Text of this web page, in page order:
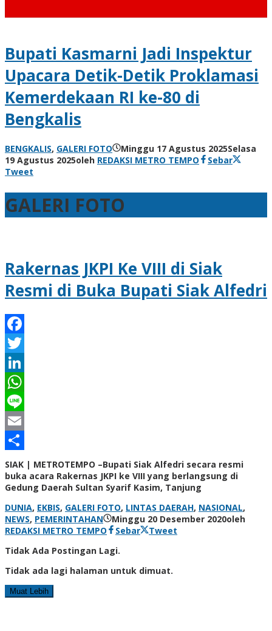
Bupati Kasmarni Jadi Inspektur
Upacara Detik-Detik Proklamasi
Kemerdekaan RI ke-80 di
Bengkalis
BENGKALIS, GALERI FOTO Minggu 17 Agustus 2025Selasa
19 Agustus 2025oleh REDAKSI METRO TEMPO
Sebar
Tweet
GALERI FOTO
Rakernas JKPI Ke VIII di Siak
Resmi di Buka Bupati Siak Alfedri
Facebook
Twitter
LinkedIn
WhatsApp
Line
Email
Share
SIAK | METROTEMPO –Bupati Siak Alfedri secara resmi
buka acara Rakernas JKPI ke VIII yang berlangsung di
Gedung Daerah Sultan Syarif Kasim, Tanjung
DUNIA, EKBIS, GALERI FOTO, LINTAS DAERAH, NASIONAL,
NEWS, PEMERINTAHAN Minggu 20 Desember 2020oleh
REDAKSI METRO TEMPO
Sebar
Tweet
Tidak Ada Postingan Lagi.
Tidak ada lagi halaman untuk dimuat.
Muat Lebih